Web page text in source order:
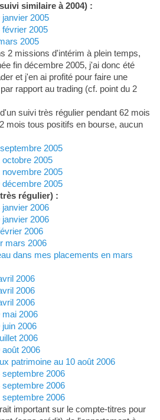
similaire à 2004) :
2005
2005
2005
2 missions d'intérim à plein temps,
fin décembre 2005, j'ai donc été
et j'en ai profité pour faire une
rapport au trading (cf. point du 2
suivi très régulier pendant 62 mois
mois tous positifs en bourse, aucun
2005
2005
2005
2005
régulier) :
2006
2006
2006
mars 2006
dans mes placements en mars
2006
2006
2006
2006
2006
2006
2006
patrimoine au 10 août 2006
2006
2006
2006
important sur le compte-titres pour